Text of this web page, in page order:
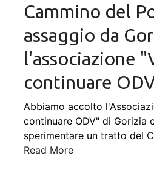
Cammino del
assaggio da
l'associazione
continuare
Abbiamo accolto
continuare ODV" di Gorizia
sperimentare un tratto del
Read More